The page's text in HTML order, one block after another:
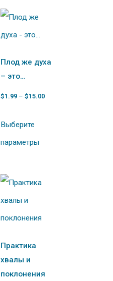
Плод же духа
– это…
$1.99 – $15.00
Выберите
параметры
Практика
хвалы и
поклонения